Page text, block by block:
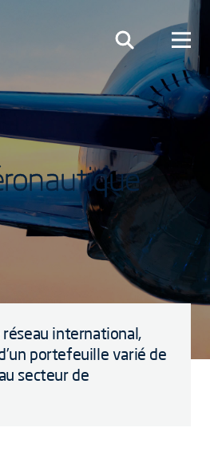
international,
portefeuille varié de
secteur de